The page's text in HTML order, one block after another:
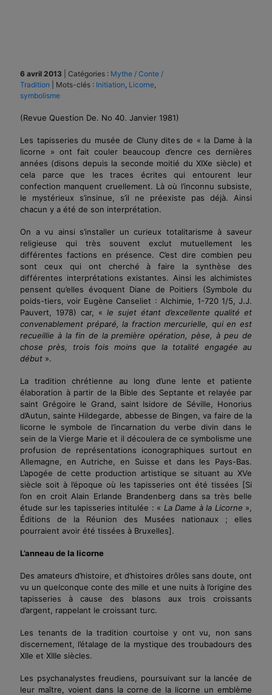
6 avril 2013 Catégories : Mythe / Conte /
Tradition
Mots-clés : Initiation Licorne
symbolisme
(Revue Question De. No 40. Janvier 1981)
Les tapisseries du musée de Cluny dites de « la Dame à la
licorne » ont fait couler beaucoup d’encre ces dernières
années (disons depuis la seconde moitié du XIXe siècle) et
cela parce que les traces écrites qui entourent leur
confection manquent cruellement. Là où l’inconnu subsiste,
le mystérieux s’insinue, s’il ne préexiste pas déjà. Ainsi
chacun y a été de son interprétation.
On a vu ainsi s’installer un curieux totalitarisme à saveur
religieuse qui très souvent exclut mutuellement les
différentes factions en présence. C’est dire combien peu
sont ceux qui ont cherché à faire la synthèse des
différentes interprétations existantes. Ainsi les alchimistes
pensent qu’elles évoquent Diane de Poitiers (Symbole du
poids-tiers,voir Eugène Canseliet : Alchimie, 1-720 1/5, J.J.
Pauvert, 1978) car, « le sujet étant d’excellente qualité et
convenablement préparé, la fraction mercurielle, qui en est
recueillie à la fin de la première opération, pèse,à peu de
chose près, trois fois moins que la totalité engagée au
début ».
La tradition chrétienne au long d’une lente et patiente
élaboration à partir de la Bible des Septante et relayée par
saint Grégoire le Grand, saint Isidore de Séville, Honorius
d’Autun, sainte Hildegarde, abbesse de Bingen, va faire de la
licorne le symbole de l’incarnation du verbe divin dans le
sein de la Vierge Marie et il découlera de ce symbolisme une
profusion de représentations iconographiques surtout en
Allemagne, en Autriche, en Suisse et dans les Pays-Bas.
L’apogée de cette production artistique se situant au XVe
siècle soit à l’époque où les tapisseries ont été tissées [Si
l’on en croit Alain Erlande Brandenberg dans sa très belle
étude sur les tapisseries intitulée : « La Dame à la Licorne »,
Éditions de la Réunion des Musées nationaux ; elles
pourraient avoir été tissées à Bruxelles].
L’anneau de la licorne
Des amateurs d’histoire, et d’histoires drôles sans doute, ont
vu un quelconque conte des mille et une nuits à l’origine des
tapisseries à cause des blasons aux trois croissants
d’argent, rappelant le croissant turc.
Les tenants de la tradition courtoise y ont vu, non sans
discernement, l’étalage de la mystique des troubadours des
XIIe et XIIIe siècles.
Les psychanalystes freudiens, poursuivant sur la lancée de
leur maître, voient dans la corne de la licorne un emblème